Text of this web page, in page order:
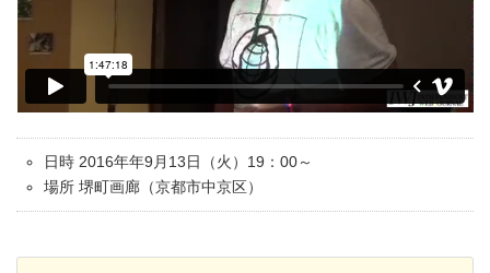
日時 2016年年9月13日（火）19：00～
場所 堺町画廊（京都市中京区）